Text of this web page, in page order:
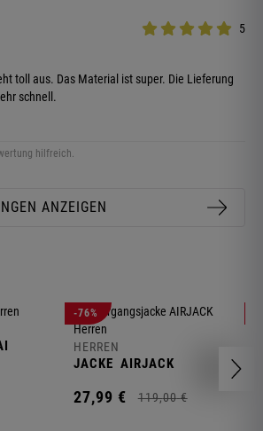
5
toll aus. Das Material ist super. Die Lieferung
schnell.
hilfreich.
ANZEIGEN
-76%
HERREN
JACKE AIRJACK
27,99 € 119,00 €